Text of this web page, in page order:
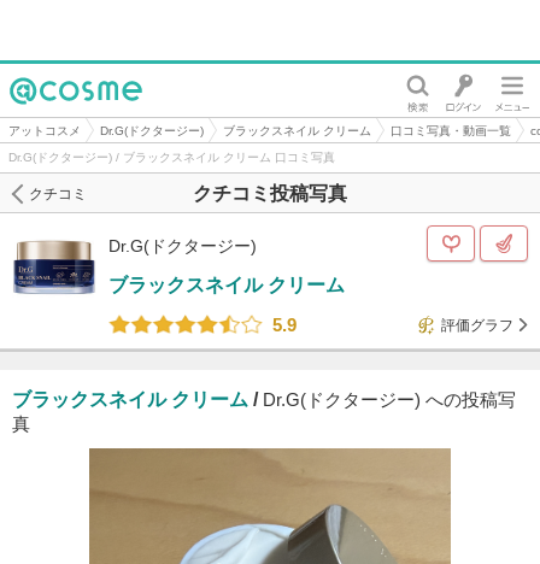
@cosme
アットコスメ Dr.G(ドクタージー) ブラックスネイル クリーム 口コミ写真・動画一覧
Dr.G(ドクタージー) / ブラックスネイル クリーム 口コミ写真
クチコミ投稿写真
クチコミ
Dr.G(ドクタージー)
ブラックスネイル クリーム
5.9
評価グラフ
ブラックスネイル クリーム / Dr.G(ドクタージー) への投稿写
真